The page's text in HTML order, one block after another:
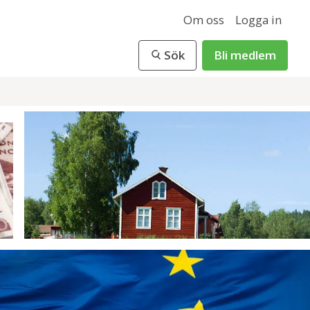
Om oss Logga in
Sök Bli medlem